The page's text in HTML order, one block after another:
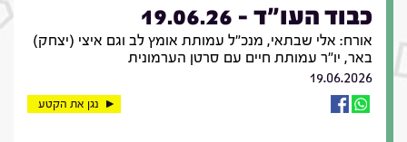
כבוד העו"ד - 19.06.26
אורח: אלי שבתאי, מנכ"ל עמותת אומץ לב וגם איצי (יצחק)
באר, יו"ר עמותת חיים עם סרטן הערמונית
19.06.2026
נגן את הקטע